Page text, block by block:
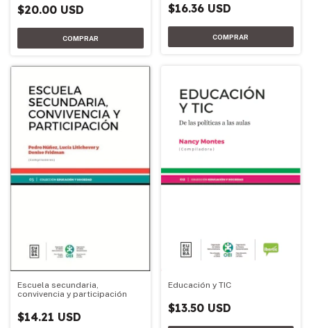
$20.00 USD $16.36 USD
Escuela secundaria,
convivencia y participación
$14.21 USD
Educación y TIC
$13.50 USD